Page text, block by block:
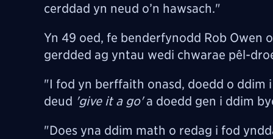
cerddad yn neud o’n hawsach."
Yn 49 oed, fe benderfynodd Rob Owen
gerdded ag yntau wedi chwarae pêl-
"I fod yn berffaith onasd, doedd o
deud 'give it a go'a doedd gen i ddim
"Does yna ddim math o redag i fod